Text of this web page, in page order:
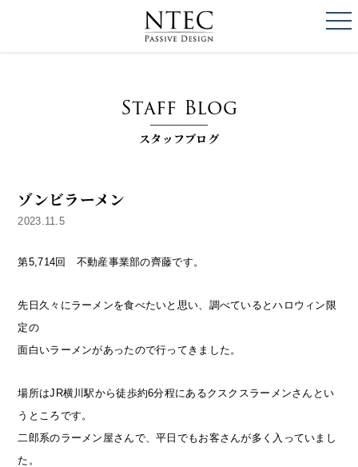
Staff Blog
スタッフブログ
ゾンビラーメン
2023.11.5
第5,714回 不動産事業部の齊藤です。
先日久々にラーメンを食べたいと思い、調べているとハロウィン限
定の
面白いラーメンがあったので行ってきました。
場所はJR横川駅から徒歩約6分程にあるクスクスラーメンさんとい
うところです。
二郎系のラーメン屋さんで、平日でもお客さんが多く入っていまし
た。